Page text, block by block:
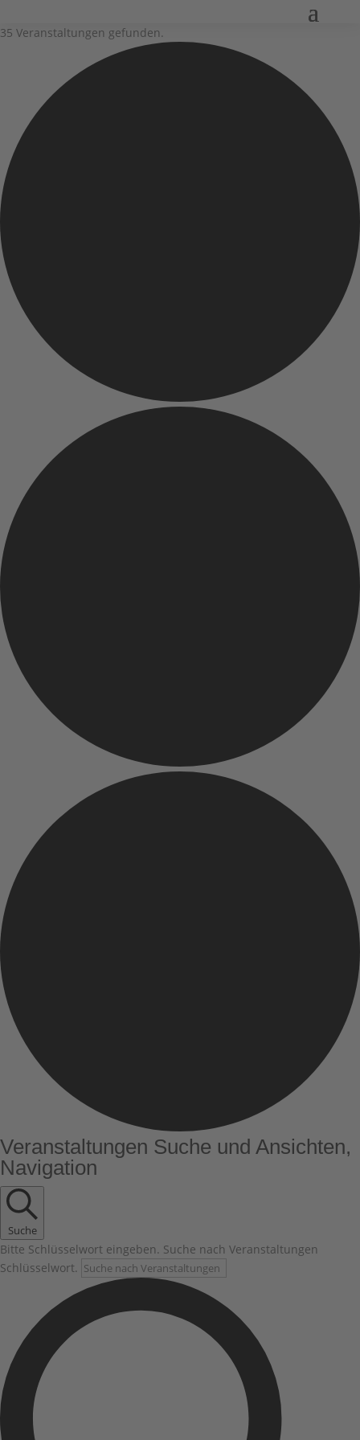
35 Veranstaltungen gefunden.
Veranstaltungen
Veranstaltungen Suche und Ansichten,
Navigation
Suche
Bitte Schlüsselwort eingeben. Suche nach Veranstaltungen
Schlüsselwort.